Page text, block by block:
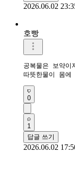
2026.06.02
호빵
공복물은 보약이
따뜻한물이 몸
0
1
답글 쓰기
2026.06.02